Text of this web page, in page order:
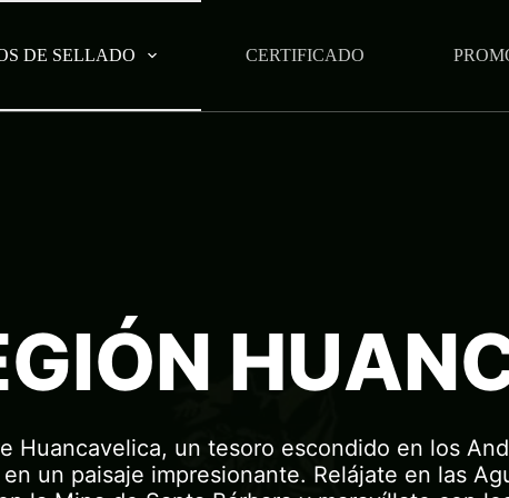
DE SELLADO CERTIFICADO
Huancavelica, un tesoro escondido en los
un paisaje impresionante. Relájate en las